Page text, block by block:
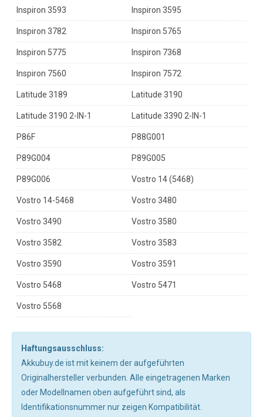
Inspiron 3593 Inspiron 3595
Inspiron 3782 Inspiron 5765
Inspiron 5775 Inspiron 7368
Inspiron 7560 Inspiron 7572
Latitude 3189 Latitude 3190
Latitude 3190 2-IN-1 Latitude 3390 2-IN-1
P86F P88G001
P89G004 P89G005
P89G006 Vostro 14 (5468)
Vostro 14-5468 Vostro 3480
Vostro 3490 Vostro 3580
Vostro 3582 Vostro 3583
Vostro 3590 Vostro 3591
Vostro 5468 Vostro 5471
Vostro 5568
Haftungsausschluss:
Akkubuy.de ist mit keinem der aufgeführten
Originalhersteller verbunden. Alle eingetragenen Marken
oder Modellnamen oben aufgeführt sind, als
Identifikationsnummer nur zeigen Kompatibilität.